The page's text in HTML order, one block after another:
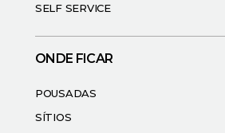
SELF SERVICE
ONDE FICAR
POUSADAS
SÍTIOS